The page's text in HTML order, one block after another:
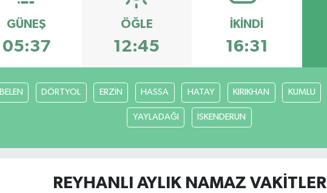
GÜNEŞ
05:37
ÖĞLE
12:45
İKINDI
16:31
BELEN DÖRTYOL ERZİN HASSA HATAY KIRIKHAN KUMLU
YAYLADAĞI İSKENDERUN
REYHANLI AYLIK NAMAZ VAKITLERI